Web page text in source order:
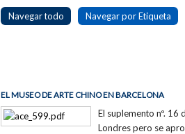
Navegar todo Navegar por Etiqueta
EL MUSEO DE ARTE CHINO EN BARCELONA
El suplemento nº.
Londres pero se